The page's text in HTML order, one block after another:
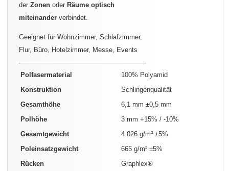
der Zonen oder Räume optisch
miteinander verbindet.
Geeignet für Wohnzimmer, Schlafzimmer,
Flur, Büro, Hotelzimmer, Messe, Events
Polfasermaterial
100% Polyamid
Konstruktion
Schlingenqualität
Gesamthöhe
6,1 mm ±0,5 mm
Polhöhe
3 mm +15% / -10%
Gesamtgewicht
4.026 g/m² ±5%
Poleinsatzgewicht
665 g/m² ±5%
Rücken
Graphlex®